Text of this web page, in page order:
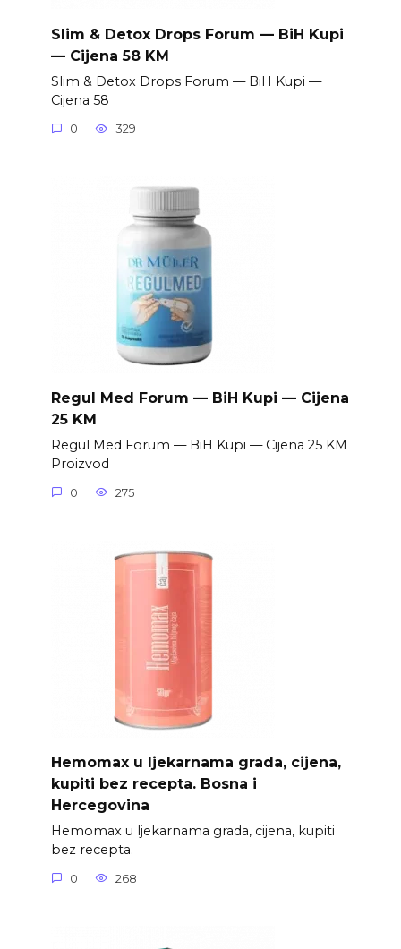
Slim & Detox Drops Forum — BiH Kupi
— Cijena 58 KM
Slim & Detox Drops Forum — BiH Kupi —
Cijena 58
0 329
Regul Med Forum — BiH Kupi — Cijena
25 KM
Regul Med Forum — BiH Kupi — Cijena 25 KM
Proizvod
0 275
Hemomax u ljekarnama grada, cijena,
kupiti bez recepta. Bosna i
Hercegovina
Hemomax u ljekarnama grada, cijena, kupiti
bez recepta.
0 268